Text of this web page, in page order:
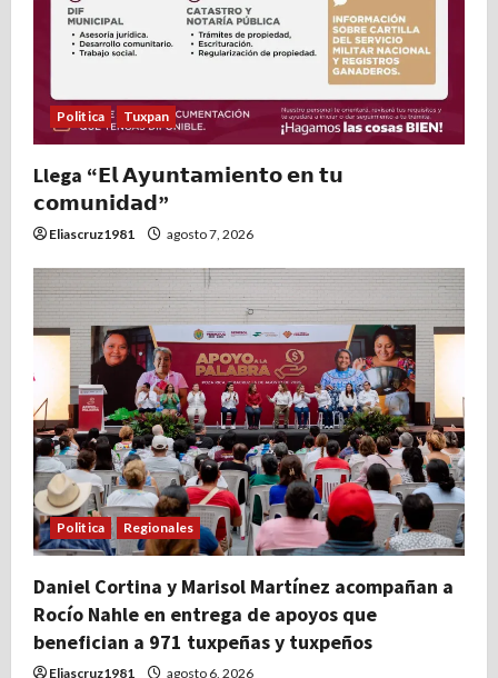
Politica Tuxpan
Llega “𝗘𝗹 𝗔𝘆𝘂𝗻𝘁𝗮𝗺𝗶𝗲𝗻𝘁𝗼 𝗲𝗻 𝘁𝘂
𝗰𝗼𝗺𝘂𝗻𝗶𝗱𝗮𝗱”
Eliascruz1981 agosto 7, 2026
Politica Regionales
Daniel Cortina y Marisol Martínez acompañan a
Rocío Nahle en entrega de apoyos que
benefician a 971 tuxpeñas y tuxpeños
Eliascruz1981 agosto 6, 2026